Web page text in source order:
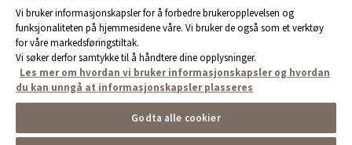
Vi bruker informasjonskapsler for å forbedre brukeropplevelsen og
funksjonaliteten på hjemmesidene våre. Vi bruker de også som et verktøy
for våre markedsføringstiltak.
Vi søker derfor samtykke til å håndtere dine opplysninger.
Les mer om hvordan vi bruker informasjonskapsler og hvordan
du kan unngå at informasjonskapsler plasseres
Godta alle cookier